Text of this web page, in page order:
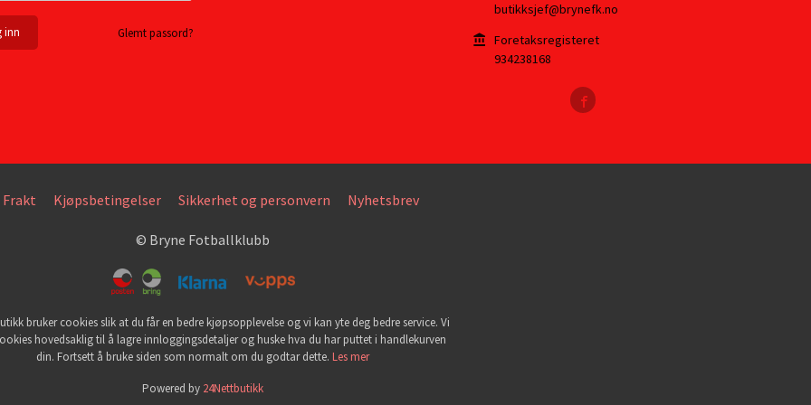
Glemt passord?
butikksjef@brynefk.no
Foretaksregisteret
934238168
Frakt Kjøpsbetingelser Sikkerhet og personvern Nyhetsbrev
© Bryne Fotballklubb
bruker cookies slik at du får en bedre kjøpsopplevelse og vi kan yte deg bedre service. Vi
hovedsaklig til å lagre innloggingsdetaljer og huske hva du har puttet i handlekurven
din. Fortsett å bruke siden som normalt om du godtar dette. Les mer
Powered by 24Nettbutikk